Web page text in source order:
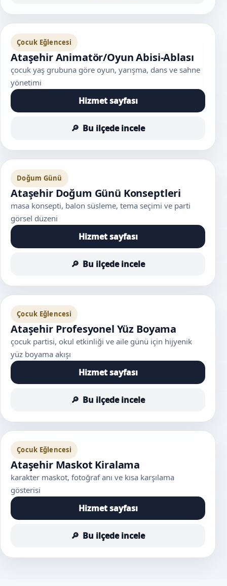
Çocuk Eğlencesi
Ataşehir Animatör/Oyun Abisi-Ablası
çocuk yaş grubuna göre oyun, yarışma, dans ve sahne
yönetimi
Hizmet sayfası
Bu ilçede incele
Doğum Günü
Ataşehir Doğum Günü Konseptleri
masa konsepti, balon süsleme, tema seçimi ve parti
görsel düzeni
Hizmet sayfası
Bu ilçede incele
Çocuk Eğlencesi
Ataşehir Profesyonel Yüz Boyama
çocuk partisi, okul etkinliği ve aile günü için hijyenik
yüz boyama akışı
Hizmet sayfası
Bu ilçede incele
Çocuk Eğlencesi
Ataşehir Maskot Kiralama
karakter maskot, fotoğraf anı ve kısa karşılama
gösterisi
Hizmet sayfası
Bu ilçede incele